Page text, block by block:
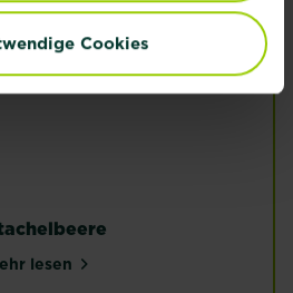
Cookies
lesen
über Stachelbeere